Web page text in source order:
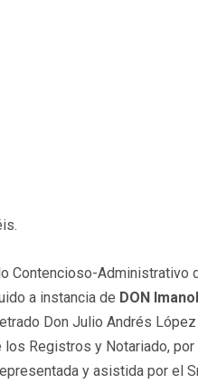
Contencioso-Administrativo
a instancia de DON Imanol
Don Julio Andrés
Registros y Notariado,
y asistida por el